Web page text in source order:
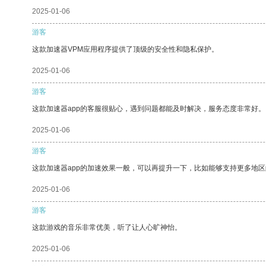
2025-01-06
游客
这款加速器VPM应用程序提供了顶级的安全性和隐私保护。
2025-01-06
游客
这款加速器app的客服很贴心，遇到问题都能及时解决，服务态度非常好。
2025-01-06
游客
这款加速器app的加速效果一般，可以再提升一下，比如能够支持更多地区
2025-01-06
游客
这款游戏的音乐非常优美，听了让人心旷神怡。
2025-01-06